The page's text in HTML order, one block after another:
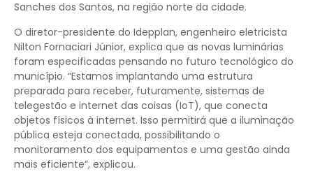
Sanches dos Santos, na região norte da cidade.
O diretor-presidente do Idepplan, engenheiro eletricista
Nilton Fornaciari Júnior, explica que as novas luminárias
foram especificadas pensando no futuro tecnológico do
município. “Estamos implantando uma estrutura
preparada para receber, futuramente, sistemas de
telegestão e internet das coisas (IoT), que conecta
objetos físicos à internet. Isso permitirá que a iluminação
pública esteja conectada, possibilitando o
monitoramento dos equipamentos e uma gestão ainda
mais eficiente”, explicou.